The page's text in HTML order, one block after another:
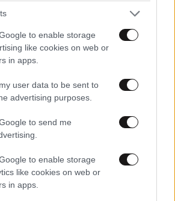
to enable storage
like cookies on web or
in apps.
user data to be sent to
advertising purposes.
to send me
to enable storage
like cookies on web or
in apps.
Η Ελλάδα αγγίζει
«των δύο ηπείρων και των